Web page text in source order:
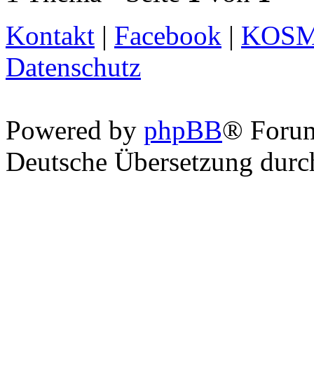
Kontakt | Facebook |
Datenschutz
Powered by phpBB®
Deutsche Übersetzung